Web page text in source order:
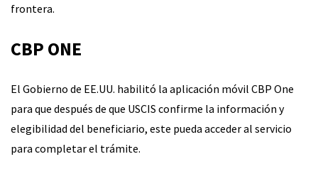
frontera.
CBP ONE
El Gobierno de EE.UU. habilitó la aplicación móvil CBP One
para que después de que USCIS confirme la información y
elegibilidad del beneficiario, este pueda acceder al servicio
para completar el trámite.